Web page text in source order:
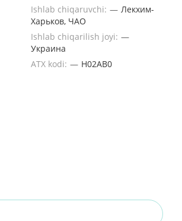
Ishlab chiqaruvchi: — Лекхим-
Харьков, ЧАО
Ishlab chiqarilish joyi: —
Украина
ATX kodi: — H02AB0